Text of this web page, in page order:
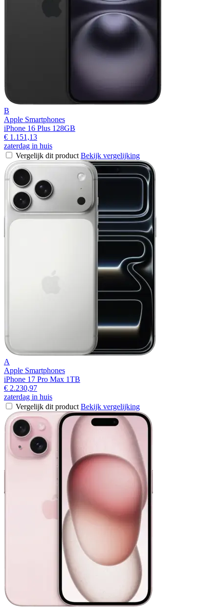
B
Apple Smartphones
iPhone 16 Plus 128GB
€ 1.151,13
zaterdag in huis
Vergelijk dit product Bekijk vergelijking
A
Apple Smartphones
iPhone 17 Pro Max 1TB
€ 2.230,97
zaterdag in huis
Vergelijk dit product Bekijk vergelijking